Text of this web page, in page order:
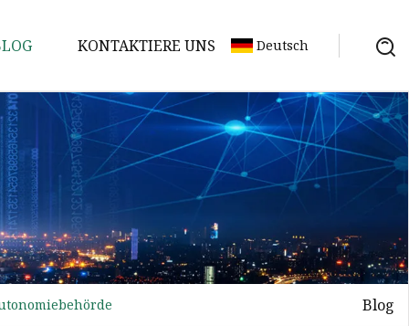
KONTAKTIERE UNS Deutsch
Blog